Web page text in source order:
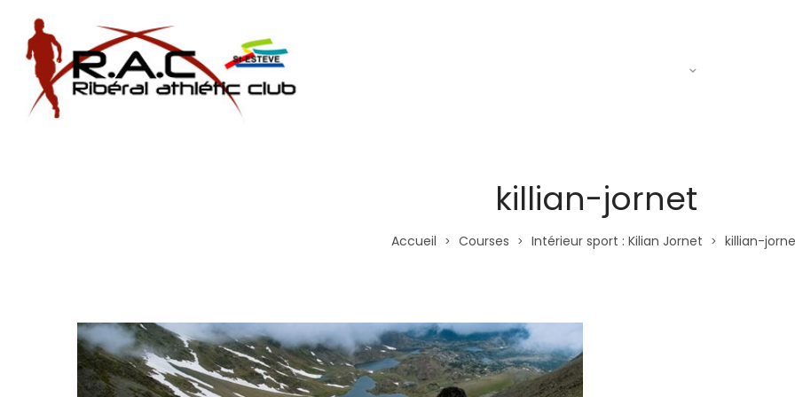
killian-jornet
Accueil > Courses > Intérieur sport : Kilian Jornet > killian-